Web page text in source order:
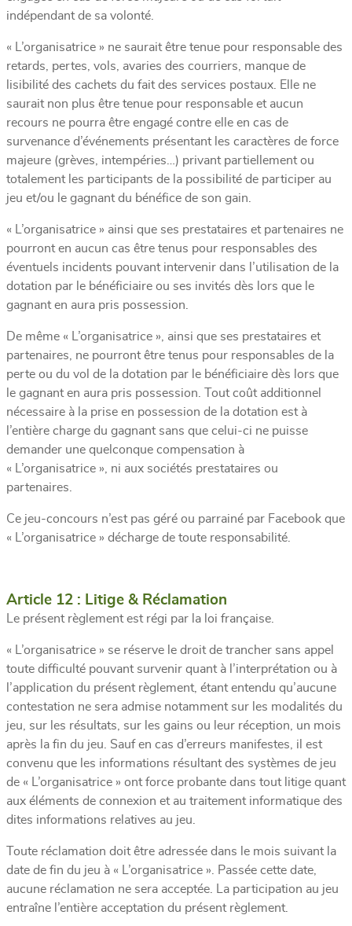
indépendant de sa volonté.
« L’organisatrice » ne saurait être tenue pour responsable des
retards, pertes, vols, avaries des courriers, manque de
lisibilité des cachets du fait des services postaux. Elle ne
saurait non plus être tenue pour responsable et aucun
recours ne pourra être engagé contre elle en cas de
survenance d’événements présentant les caractères de force
majeure (grèves, intempéries…) privant partiellement ou
totalement les participants de la possibilité de participer au
jeu et/ou le gagnant du bénéfice de son gain.
« L’organisatrice » ainsi que ses prestataires et partenaires ne
pourront en aucun cas être tenus pour responsables des
éventuels incidents pouvant intervenir dans l’utilisation de la
dotation par le bénéficiaire ou ses invités dès lors que le
gagnant en aura pris possession.
De même « L’organisatrice », ainsi que ses prestataires et
partenaires, ne pourront être tenus pour responsables de la
perte ou du vol de la dotation par le bénéficiaire dès lors que
le gagnant en aura pris possession. Tout coût additionnel
nécessaire à la prise en possession de la dotation est à
l’entière charge du gagnant sans que celui-ci ne puisse
demander une quelconque compensation à
« L’organisatrice », ni aux sociétés prestataires ou
partenaires.
Ce jeu-concours n’est pas géré ou parrainé par Facebook que
« L’organisatrice » décharge de toute responsabilité.
Article 12 : Litige & Réclamation
Le présent règlement est régi par la loi française.
« L’organisatrice » se réserve le droit de trancher sans appel
toute difficulté pouvant survenir quant à l’interprétation ou à
l’application du présent règlement, étant entendu qu’aucune
contestation ne sera admise notamment sur les modalités du
jeu, sur les résultats, sur les gains ou leur réception, un mois
après la fin du jeu. Sauf en cas d’erreurs manifestes, il est
convenu que les informations résultant des systèmes de jeu
de « L’organisatrice » ont force probante dans tout litige quant
aux éléments de connexion et au traitement informatique des
dites informations relatives au jeu.
Toute réclamation doit être adressée dans le mois suivant la
date de fin du jeu à « L’organisatrice ». Passée cette date,
aucune réclamation ne sera acceptée. La participation au jeu
entraîne l’entière acceptation du présent règlement.